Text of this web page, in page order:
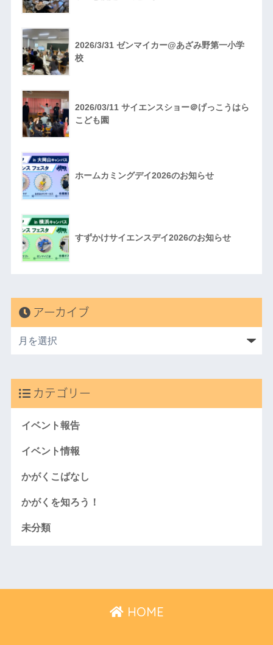
2026/3/31 ゼンマイカー@あざみ野第一小学
校
2026/03/11 サイエンスショー＠げっこうはら
こども園
ホームカミングデイ2026のお知らせ
すずかけサイエンスデイ2026のお知らせ
アーカイブ
カテゴリー
イベント報告
イベント情報
かがくこばなし
かがくを知ろう！
未分類
HOME